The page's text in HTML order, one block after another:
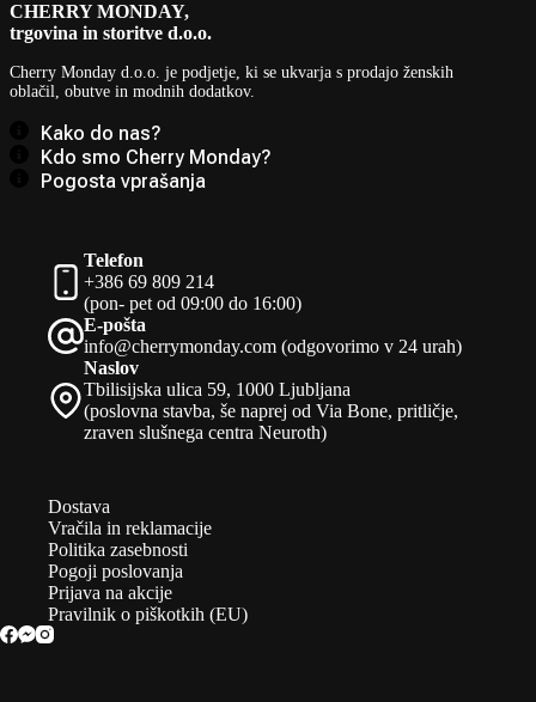
CHERRY MONDAY,
trgovina in storitve d.o.o.
Cherry Monday d.o.o. je podjetje, ki se ukvarja s prodajo ženskih
oblačil, obutve in modnih dodatkov.
Kako do nas?
Kdo smo Cherry Monday?
Pogosta vprašanja
Telefon
+386 69 809 214
(pon- pet od 09:00 do 16:00)
E-pošta
info@cherrymonday.com (odgovorimo v 24 urah)
Naslov
Tbilisijska ulica 59, 1000 Ljubljana
(poslovna stavba, še naprej od Via Bone, pritličje,
zraven slušnega centra Neuroth)
Dostava
Vračila in reklamacije
Politika zasebnosti
Pogoji poslovanja
Prijava na akcije
Pravilnik o piškotkih (EU)